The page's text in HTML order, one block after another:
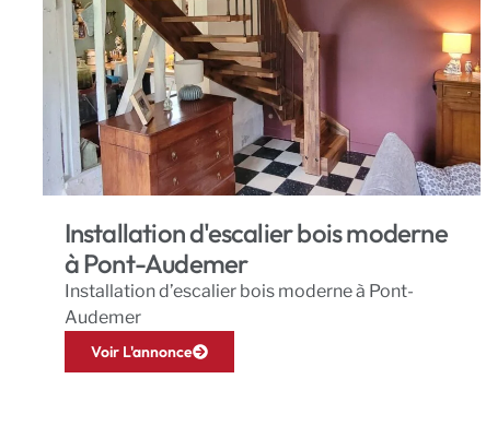
Installation d'escalier bois moderne
à Pont-Audemer
Installation d’escalier bois moderne à Pont-
Audemer
Voir L'annonce